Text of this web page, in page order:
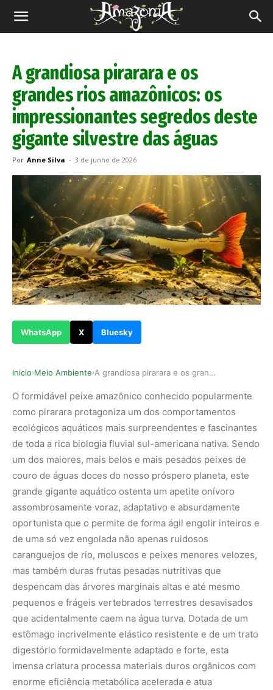
Revista
A grandiosa pirarara e os
grandes rios amazônicos: os
impressionantes segredos deste
gigante silvestre das águas
Por Anne Silva - 3 de junho de 2026
WhatsApp X Bluesky
Inicio›Meio Ambiente› A grandiosa pirarara e os grandes rios amazônic…
O formidável peixe amazônico conhecido popularmente
como pirarara protagoniza um dos comportamentos
ecológicos aquáticos mais surpreendentes e fascinantes
de toda a rica biologia fluvial sul-americana nativa. Sendo
um dos maiores, mais belos e mais pesados peixes de
couro de águas doces do nosso próspero planeta, este
grande gigante aquático ostenta um apetite onívoro
assombrosamente voraz, adaptativo e absurdamente
oportunista que o permite de forma ágil engolir inteiros e
de uma só vez engolada não apenas ruidosos
caranguejos de rio, moluscos e peixes menores velozes,
mas também duras frutas pesadas nutritivas que
despencam das árvores marginais altas e até mesmo
pequenos e frágeis vertebrados terrestres desavisados
que acidentalmente caem na água turva. Dotada de um
estômago incrivelmente elástico resistente e de um trato
digestório formidavelmente adaptado e forte, esta
imensa criatura processa materiais duros orgânicos com
enorme eficiência metabólica acelerada e atua